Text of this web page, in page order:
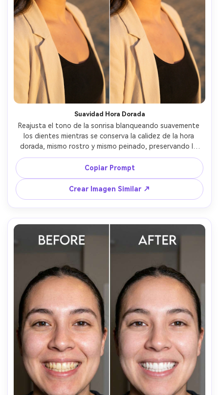
Suavidad Hora Dorada
Reajusta el tono de la sonrisa blanqueando suavemente
los dientes mientras se conserva la calidez de la hora
dorada, mismo rostro y mismo peinado, preservando la
dirección original del sol y el bokeh de fondo, evita
sobre-blanquear y mantén las sombras coherentes --ar
4:5
Copiar Prompt
Crear Imagen Similar ↗